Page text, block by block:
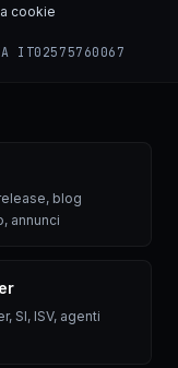
cookie
blog
annunci
SI, ISV, agenti